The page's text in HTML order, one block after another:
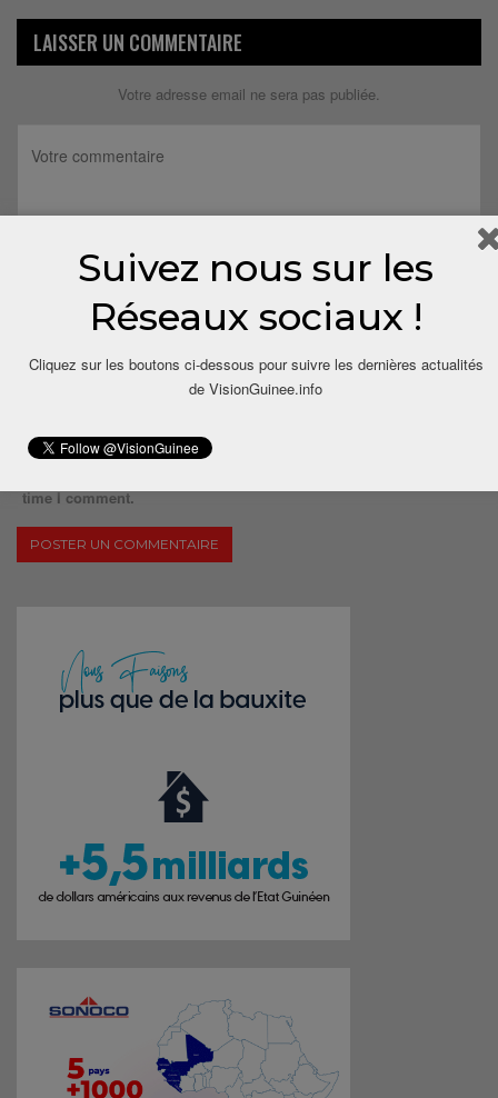
LAISSER UN COMMENTAIRE
Votre adresse email ne sera pas publiée.
time I comment.
Suivez nous sur les
Réseaux sociaux !
Cliquez sur les boutons ci-dessous pour suivre les dernières actualités
de VisionGuinee.info